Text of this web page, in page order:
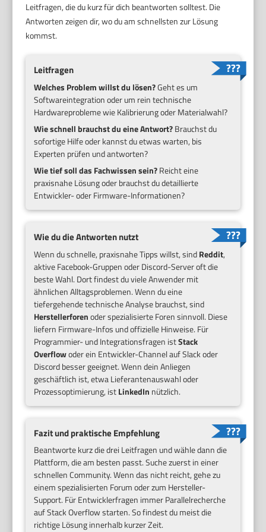
Leitfragen, die du kurz für dich beantworten solltest. Die
Antworten zeigen dir, wo du am schnellsten zur Lösung
kommst.
Leitfragen
Welches Problem willst du lösen?Geht es um
Softwareintegration oder um rein technische
Hardwareprobleme wie Kalibrierung oder Materialwahl?
Wie schnell brauchst du eine Antwort?Brauchst du
sofortige Hilfe oder kannst du etwas warten, bis
Experten prüfen und antworten?
Wie tief soll das Fachwissen sein?Reicht eine
praxisnahe Lösung oder brauchst du detaillierte
Entwickler- oder Firmware-Informationen?
Wie du die Antworten nutzt
Wenn du schnelle, praxisnahe Tipps willst, sindReddit,
aktive Facebook-Gruppen oder Discord-Server oft die
beste Wahl. Dort findest du viele Anwender mit
ähnlichen Alltagsproblemen. Wenn du eine
tiefergehende technische Analyse brauchst, sind
Herstellerforenoder spezialisierte Foren sinnvoll. Diese
liefern Firmware-Infos und offizielle Hinweise. Für
Programmier- und Integrationsfragen istStack
Overflowoder ein Entwickler-Channel auf Slack oder
Discord besser geeignet. Wenn dein Anliegen
geschäftlich ist, etwa Lieferantenauswahl oder
Prozessoptimierung, istLinkedIn nützlich.
Fazit und praktische Empfehlung
Beantworte kurz die drei Leitfragen und wähle dann die
Plattform, die am besten passt. Suche zuerst in einer
schnellen Community. Wenn das nicht reicht, gehe zu
einem spezialisierten Forum oder zum Hersteller-
Support. Für Entwicklerfragen immer Parallelrecherche
auf Stack Overflow starten. So findest du meist die
richtige Lösung innerhalb kurzer Zeit.